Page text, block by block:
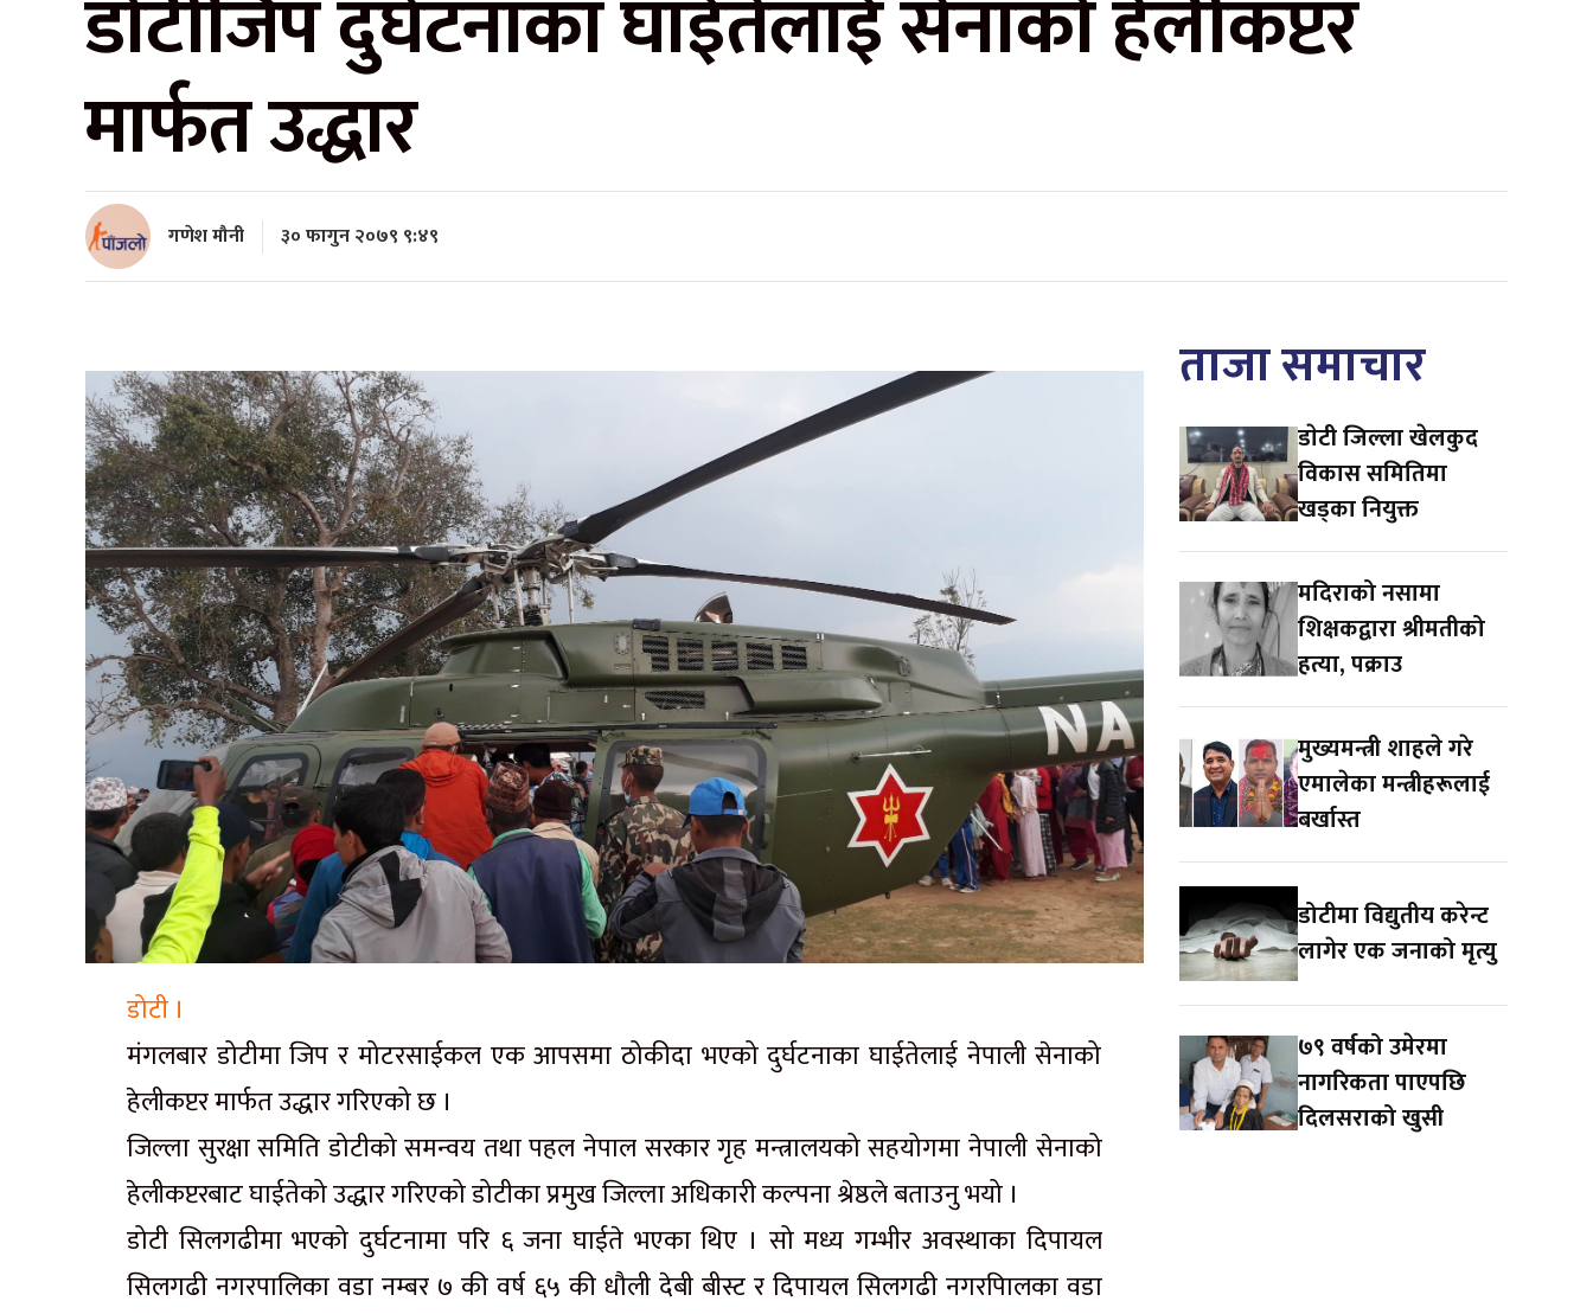
डोटीजिप दुर्घटनाका घाईतेलाई सेनाको हेलीकप्टर
मार्फत उद्धार
गणेश मौनी ३० फागुन २०७९ ९:४९
डोटी ।
मंगलबार डोटीमा जिप र मोटरसाईकल एक आपसमा ठोकीदा भएको दुर्घटनाका घाईतेलाई नेपाली सेनाको
हेलीकप्टर मार्फत उद्धार गरिएको छ ।
जिल्ला सुरक्षा समिति डोटीको समन्वय तथा पहल नेपाल सरकार गृह मन्त्रालयको सहयोगमा नेपाली सेनाको
हेलीकप्टरबाट घाईतेको उद्धार गरिएको डोटीका प्रमुख जिल्ला अधिकारी कल्पना श्रेष्ठले बताउनु भयो ।
डोटी सिलगढीमा भएको दुर्घटनामा परि ६ जना घाईते भएका थिए । सो मध्य गम्भीर अवस्थाका दिपायल
सिलगढी नगरपालिका वडा नम्बर ७ की वर्ष ६५ की धौली देबी बीस्ट र दिपायल सिलगढी नगरपािलका वडा
ताजा समाचार
डाेटी जिल्ला खेलकुद
विकास समितिमा
खड्का नियुक्त
मदिराको नसामा
शिक्षकद्वारा श्रीमतीको
हत्या, पक्राउ
मुख्यमन्त्री शाहले गरे
एमालेका मन्त्रीहरूलाई
बर्खास्त
डोटीमा विद्युतीय करेन्ट
लागेर एक जनाको मृत्यु
७९ वर्षको उमेरमा
नागरिकता पाएपछि
दिलसराको खुसी